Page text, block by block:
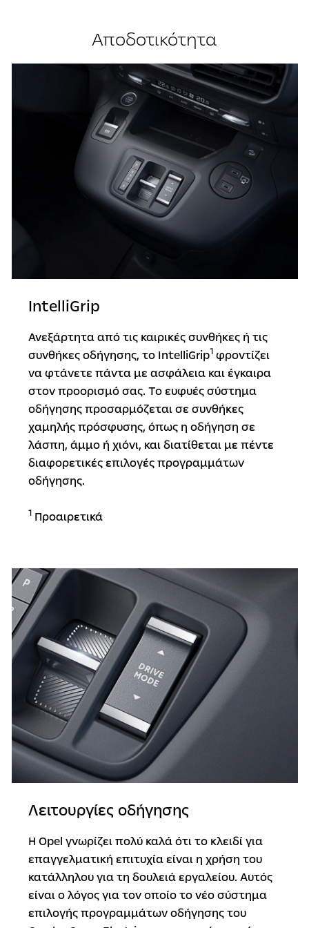
Αποδοτικότητα
IntelliGrip
Ανεξάρτητα από τις καιρικές συνθήκες ή τις
συνθήκες οδήγησης, το IntelliGrip1φροντίζει
να φτάνετε πάντα με ασφάλεια και έγκαιρα
στον προορισμό σας. Το ευφυές σύστημα
οδήγησης προσαρμόζεται σε συνθήκες
χαμηλής πρόσφυσης, όπως η οδήγηση σε
λάσπη, άμμο ή χιόνι, και διατίθεται με πέντε
διαφορετικές επιλογές προγραμμάτων
οδήγησης.
1Προαιρετικά
Λειτουργίες οδήγησης
Η Opel γνωρίζει πολύ καλά ότι το κλειδί για
επαγγελματική επιτυχία είναι η χρήση του
κατάλληλου για τη δουλειά εργαλείου. Αυτός
είναι ο λόγος για τον οποίο το νέο σύστημα
επιλογής προγραμμάτων οδήγησης του